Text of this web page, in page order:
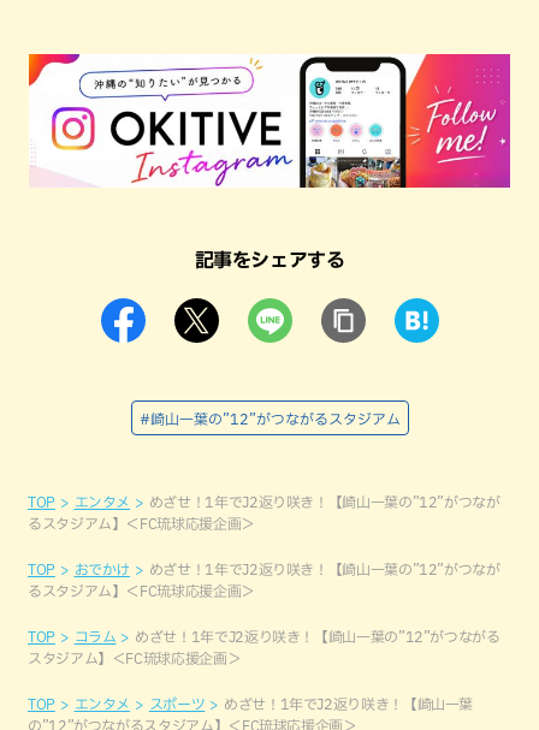
記事をシェアする
#崎山一葉の”12”がつながるスタジアム
TOP エンタメ
めざせ！1年でJ2返り咲き！【崎山一葉の”12”がつなが
るスタジアム】＜FC琉球応援企画＞
TOP おでかけ
めざせ！1年でJ2返り咲き！【崎山一葉の”12”がつなが
るスタジアム】＜FC琉球応援企画＞
TOP コラム
めざせ！1年でJ2返り咲き！【崎山一葉の”12”がつながる
スタジアム】＜FC琉球応援企画＞
TOP エンタメ スポーツ
めざせ！1年でJ2返り咲き！【崎山一葉
の”12”がつながるスタジアム】＜FC琉球応援企画＞